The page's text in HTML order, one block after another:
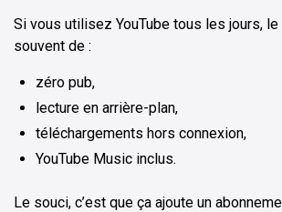
Si vous utilisez YouTube tous les jours,
souvent de :
zéro pub,
lecture en arrière-plan,
téléchargements hors connexion,
YouTube Music inclus.
Le souci, c’est que ça ajoute un